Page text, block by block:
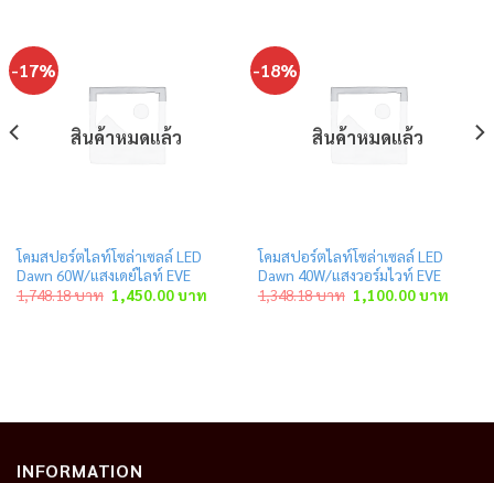
-17%
สินค้าหมดแล้ว
โคมสปอร์ตไลท์โซล่าเซลล์ LED
Dawn 60W/แสงเดย์ไลท์ EVE
1,748.18บาท Original
price
1,450.00บาทCurrent
price
-18%
สินค้าหมดแล้ว
โคมสปอร์ตไลท์โซล่าเซลล์ LED
Dawn 40W/แสงวอร์มไวท์ EVE
1,348.18บาท Original
price
1,100.00บาท
price
INFORMATION